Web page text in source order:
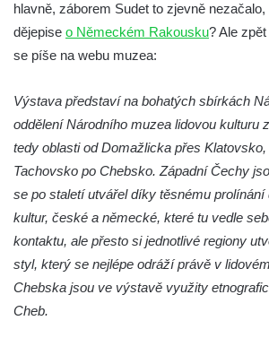
Auto moto muzeum ve Františkových
Lázních
dolu Vilém)
Národní zemědělské muzeum Ohrada
(Muzeum lesnictví, myslivosti a rybářství)
Muzeum vozidel, techniky a řemesel v
Pořežanech
Městské muzeum Chrastava
Hasičské muzeum Skalná na hradě
Vildštejně (a další expozice)
hlavně, záborem Sudet to zjevně
dějepise o Německém Rakousku? Ale
se píše na webu muzea:
Výstava představí na bohatých sbírkách
oddělení Národního muzea lidovou kulturu
tedy oblasti od Domažlicka přes
Tachovsko po Chebsko. Západní Čechy
se po staletí utvářel díky těsnému
kultur, české a německé, které tu vedle
kontaktu, ale přesto si jednotlivé regiony
styl, který se nejlépe odráží právě v
Chebska jsou ve výstavě využity
Cheb.